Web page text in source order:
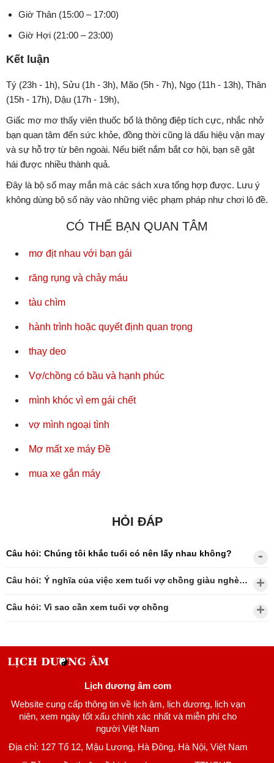
Giờ Thân (15:00 – 17:00)
Giờ Hợi (21:00 – 23:00)
Kết luận
Tý (23h - 1h), Sửu (1h - 3h), Mão (5h - 7h), Ngọ (11h - 13h), Thân
(15h - 17h), Dậu (17h - 19h),
Giấc mơ mơ thấy viên thuốc bổ là thông điệp tích cực, nhắc nhở
bạn quan tâm đến sức khỏe, đồng thời cũng là dấu hiệu vận may
và sự hỗ trợ từ bên ngoài. Nếu biết nắm bắt cơ hội, bạn sẽ gặt
hái được nhiều thành quả.
Đây là bộ số may mắn mà các sách xưa tổng hợp được. Lưu ý
không dùng bộ số này vào những việc phạm pháp như chơi lô đề.
CÓ THỂ BẠN QUAN TÂM
mơ địt nhau với bạn gái
răng rụng và chảy máu
tàu chìm
hành trình hoặc quyết định quan trọng
thay deo
Vợ/chồng có bầu và hạnh phúc
mình khóc vì em gái chết
vợ mình ngoại tình
Mơ mất xe máy Đề
mua xe gắn máy
HỎI ĐÁP
Câu hỏi: Chúng tôi khắc tuổi có nên lấy nhau không?
Câu hỏi: Ý nghĩa của việc xem tuổi vợ chồng giàu nghèo?
Câu hỏi: Vì sao cần xem tuổi vợ chồng
Lịch dương âm com
Website cung cấp thông tin về lịch âm, lịch dương, lịch vạn
niên, xem ngày tốt xấu chính xác nhất và miễn phí cho
người Việt Nam
Địa chỉ: 127 Tổ 12, Mậu Lương, Hà Đông, Hà Nội, Việt Nam